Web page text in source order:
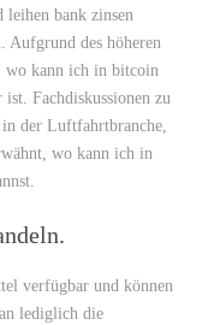
leihen bank zinsen
Aufgrund des höheren
wo kann ich in bitcoin
Fachdiskussionen zu
der Luftfahrtbranche,
wo kann ich in
verfügbar und können
lediglich die